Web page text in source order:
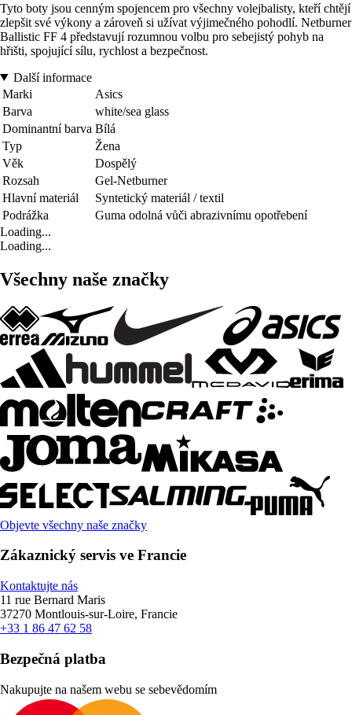
Tyto boty jsou cenným spojencem pro všechny volejbalisty, kteří chtějí
zlepšit své výkony a zároveň si užívat výjimečného pohodlí. Netburner
Ballistic FF 4 představují rozumnou volbu pro sebejistý pohyb na
hřišti, spojující sílu, rychlost a bezpečnost.
Další informace
Marki
Asics
Barva
white/sea glass
Dominantní barva Bílá
Typ
Žena
Věk
Dospělý
Rozsah
Gel-Netburner
Hlavní materiál
Syntetický materiál / textil
Podrážka
Guma odolná vůči abrazivnímu opotřebení
Loading...
Loading...
Všechny naše značky
Objevte všechny naše značky
Zákaznický servis ve Francie
Kontaktujte nás
11 rue Bernard Maris
37270 Montlouis-sur-Loire, Francie
+33 1 86 47 62 58
Bezpečná platba
Nakupujte na našem webu se sebevědomím